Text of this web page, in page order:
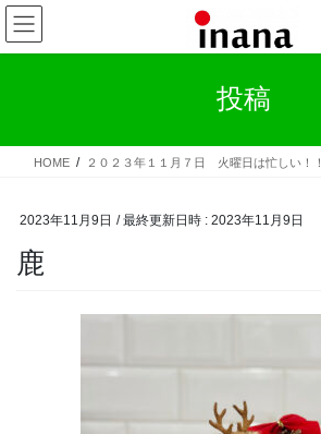
コ
ン
テ
ス
ナ
ビ
ゲ
ン
投稿
HOME ２０２３年１１月７日 火曜日は忙しい！！
2023年11月9日 / 最終更新日時 : 2023年11月9日
鹿